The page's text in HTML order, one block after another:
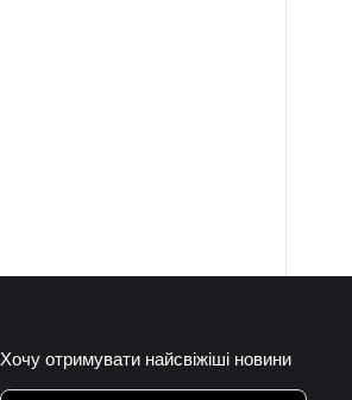
Хочу отримувати найсвіжіші новини